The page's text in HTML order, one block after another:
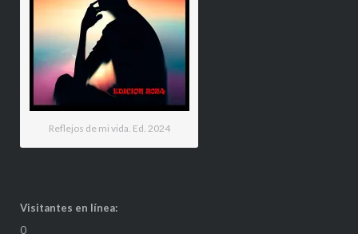
Reflejos de mi vida. Ed. 2024
Visitantes en línea:
0